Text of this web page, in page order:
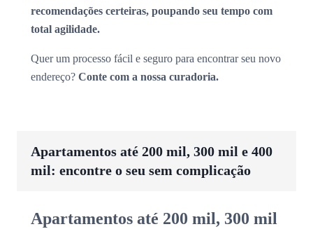
recomendações certeiras, poupando seu tempo com
total agilidade.
Quer um processo fácil e seguro para encontrar seu novo
endereço? Conte com a nossa curadoria.
Apartamentos até 200 mil, 300 mil e 400
mil: encontre o seu sem complicação
Apartamentos até 200 mil, 300 mil